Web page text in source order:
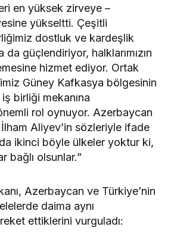
en yüksek zirveye –
yükseltti. Çeşitli
dostluk ve kardeşlik
güçlendiriyor, halklarımızın
hizmet ediyor. Ortak
Güney Kafkasya bölgesinin
birliği mekanına
rol oynuyor. Azerbaycan
Aliyev’in sözleriyle ifade
ikinci böyle ülkeler yoktur ki,
bağlı olsunlar.”
Azerbaycan ve Türkiye’nin
daima aynı
ettiklerini vurguladı: